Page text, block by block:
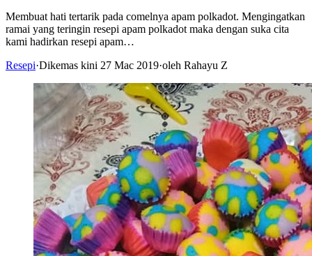
Membuat hati tertarik pada comelnya apam polkadot. Mengingatkan
ramai yang teringin resepi apam polkadot maka dengan suka cita
kami hadirkan resepi apam…
Resepi·Dikemas kini 27 Mac 2019·oleh Rahayu Z